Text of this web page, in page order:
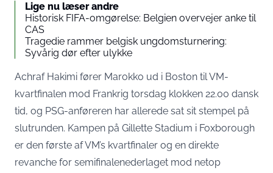
Lige nu læser andre
Historisk FIFA-omgørelse: Belgien overvejer anke til
CAS
Tragedie rammer belgisk ungdomsturnering:
Syvårig dør efter ulykke
Achraf Hakimi fører Marokko ud i Boston til VM-
kvartfinalen mod Frankrig torsdag klokken 22.00 dansk
tid, og PSG-anføreren har allerede sat sit stempel på
slutrunden. Kampen på Gillette Stadium i Foxborough
er den første af VM’s kvartfinaler og en direkte
revanche for semifinalenederlaget mod netop